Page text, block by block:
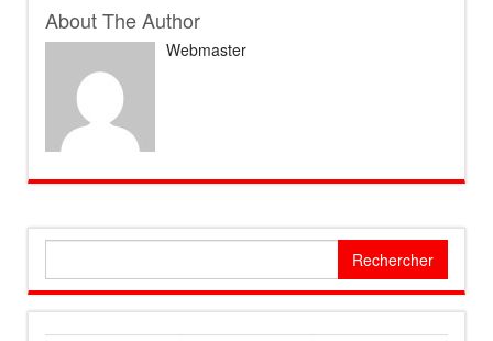
About The Author
Webmaster